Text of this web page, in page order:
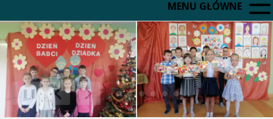
MENU GŁÓWNE
Poprzedni Element
Następny Element
❚❚